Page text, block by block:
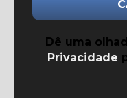
Dê uma
Privacidade